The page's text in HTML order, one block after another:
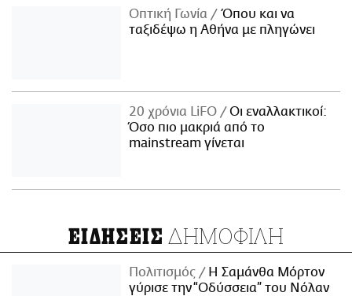
Οπτική Γωνία
Όπου και να
ταξιδέψω η Αθήνα με πληγώνει
20 χρόνια LiFO
Οι εναλλακτικοί:
Όσο πιο μακριά από το
mainstream γίνεται
ΕΙΔΗΣΕΙΣ ΔΗΜΟΦΙΛΗ
Πολιτισμός
Η Σαμάνθα Μόρτον
γύρισε την “Οδύσσεια” του Νόλαν